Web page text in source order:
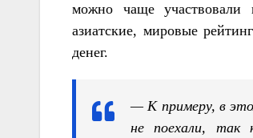
можно чаще участвовали
азиатские, мировые
денег.
— К примеру, в
не поехали, так